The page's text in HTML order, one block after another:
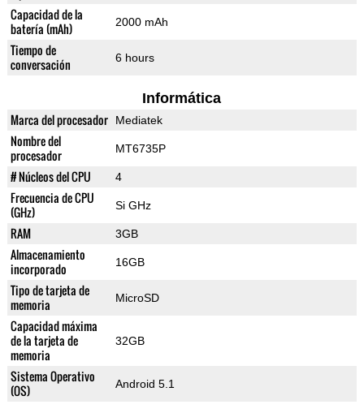
Capacidad de la
batería (mAh)
2000 mAh
Tiempo de
conversación
6 hours
Informática
Marca del procesador Mediatek
Nombre del
procesador
MT6735P
# Núcleos del CPU 4
Frecuencia de CPU
(GHz)
Si GHz
RAM 3GB
Almacenamiento
incorporado
16GB
Tipo de tarjeta de
memoria
MicroSD
Capacidad máxima
de la tarjeta de
memoria
32GB
Sistema Operativo
(OS)
Android 5.1